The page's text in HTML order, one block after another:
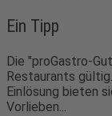
Ein Tipp
Die "proGastro-
Restaurants
Einlösung bieten
Vorlieben...